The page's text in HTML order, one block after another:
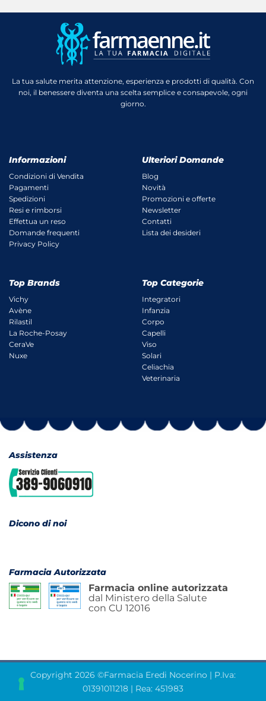
La tua salute merita attenzione, esperienza e prodotti di qualità. Con
noi, il benessere diventa una scelta semplice e consapevole, ogni
giorno.
Informazioni
Condizioni di Vendita
Pagamenti
Spedizioni
Resi e rimborsi
Effettua un reso
Domande frequenti
Privacy Policy
Ulteriori Domande
Blog
Novità
Promozioni e offerte
Newsletter
Contatti
Lista dei desideri
Top Brands
Vichy
Avène
Rilastil
La Roche-Posay
CeraVe
Nuxe
Top Categorie
Integratori
Infanzia
Corpo
Capelli
Viso
Solari
Celiachia
Veterinaria
Assistenza
Dicono di noi
Farmacia Autorizzata
Farmacia online autorizzata
dal Ministero della Salute
con CU 12016
Copyright 2026 ©Farmacia Eredi Nocerino | P.Iva:
01391011218 | Rea: 451983